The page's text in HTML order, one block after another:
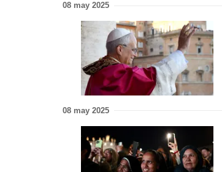
08 may 2025
08 may 2025